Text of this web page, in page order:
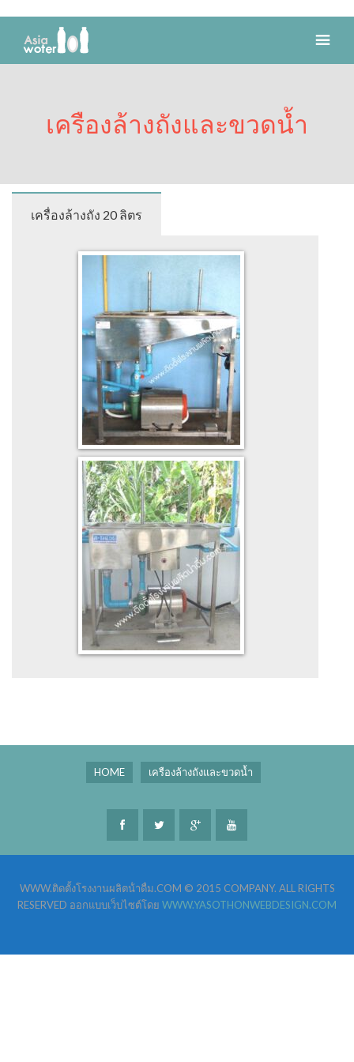
เครืองล้างถังและขวดน้ำ
เครื่องล้างถัง 20 ลิตร
HOME เครืองล้างถังและขวดน้ำ
WWW.ติดตั้งโรงงานผลิตน้ําดื่ม.COM © 2015 COMPANY. ALL RIGHTS
RESERVED ออกแบบเว็บไซต์โดย WWW.YASOTHONWEBDESIGN.COM